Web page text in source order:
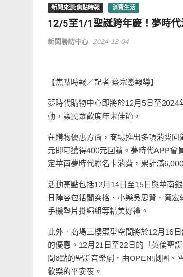
新聞來源:焦點時報 消費生活
12/5至1/1聖誕跨年慶！夢時
新聞聯訪中心 2024-12-04
【焦點時報／記者 蔡宗憲報導】
夢時代購物中心即將於12月5日至
動，讓民眾歡度年末佳節。
在購物優惠方面，商場推出多項消費
元即可獲得400元回饋。夢時代APP會
定華南夢時代聯名卡消費，累計滿
活動亮點包括12月14日至15日與華南
日陣容包括閻奕格、小樂吳思賢、黃
手機墊片掛繩組等精美好禮。
此外，商場三樓蛋型空間將於12月16
的優惠。12月21日至22日的「英倫聖
間6點的聖誕音樂劇，由OPEN!劇團、
歡樂的平安夜。